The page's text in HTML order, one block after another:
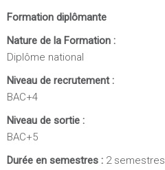
Formation diplômante
Nature de la Formation :
Diplôme national
Niveau de recrutement :
BAC+4
Niveau de sortie :
BAC+5
Durée en semestres : 2 semestres